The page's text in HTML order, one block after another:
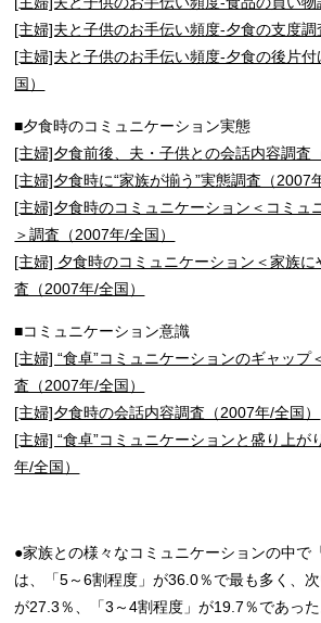
[主婦]夫と子供のお手伝い頻度-夕食の支度調
[主婦]夫と子供のお手伝い頻度-夕食の後片
国）
■夕食時のコミュニケーション実態
[主婦]夕食前後、夫・子供との会話内容調査
[主婦]夕食時に“家族が揃う”実態調査（2007
[主婦]夕食時のコミュニケーション＜コミュ
＞調査（2007年/全国）
[主婦] 夕食時のコミュニケーション＜家族に
査（2007年/全国）
■コミュニケーション意識
[主婦] “食卓”コミュニケーションのギャップ
査（2007年/全国）
[主婦]夕食時の会話内容調査（2007年/全国）
[主婦] “食卓”コミュニケーションと盛り上が
年/全国）
●家族との様々なコミュニケーションの中で
は、「5～6割程度」が36.0％で最も多く、次
が27.3％、「3～4割程度」が19.7％であった